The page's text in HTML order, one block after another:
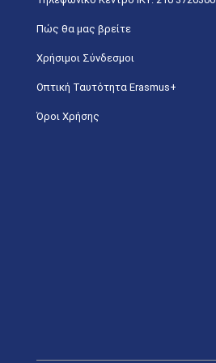
Πώς θα μας βρείτε
Χρήσιμοι Σύνδεσμοι
Οπτική Ταυτότητα Erasmus+
Όροι Χρήσης